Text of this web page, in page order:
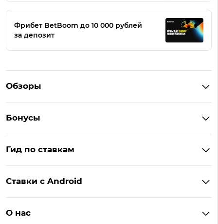
Фрибет BetBoom до 10 000 рублей
за депозит
Обзоры
BetBoom
Пари
Леон
Бонусы
Бонусы BetBoom
Бонусы Леон
Гид по ставкам
Ставки с Android
О нас